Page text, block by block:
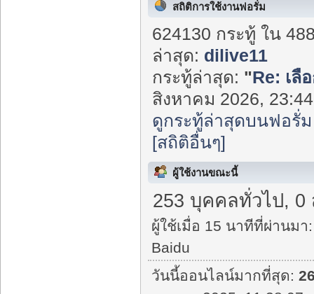
สถิติการใช้งานฟอรั่ม
624130 กระทู้ ใน
ล่าสุด: dilive11
กระทู้ล่าสุด: "Re: เลื
สิงหาคม 2026,
ดูกระทู้ล่าสุดบนฟอรั่ม
[สถิติอื่นๆ]
ผู้ใช้งานขณะนี้
253 บุคคลทั่วไป, 0
ผู้ใช้เมื่อ 15 นาทีที่ผ่านมา:
Baidu
วันนี้ออนไลน์มากที่สุด: